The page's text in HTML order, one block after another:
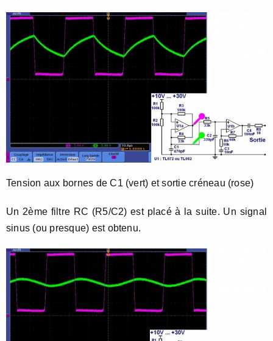
Tension aux bornes de C1 (vert) et sortie créneau (rose)
Un 2ème filtre RC (R5/C2) est placé à la suite. Un signal
sinus (ou presque) est obtenu.